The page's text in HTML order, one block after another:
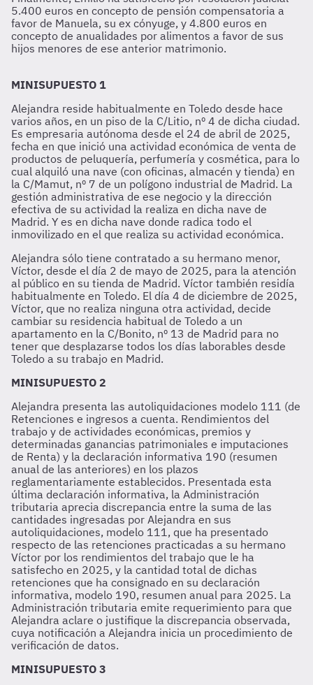
5.400 euros en concepto de pensión compensatoria a
favor de Manuela, su ex cónyuge, y 4.800 euros en
concepto de anualidades por alimentos a favor de sus
hijos menores de ese anterior matrimonio.
MINISUPUESTO 1
Alejandra reside habitualmente en Toledo desde hace
varios años, en un piso de la C/Litio, nº 4 de dicha ciudad.
Es empresaria autónoma desde el 24 de abril de 2025,
fecha en que inició una actividad económica de venta de
productos de peluquería, perfumería y cosmética, para lo
cual alquiló una nave (con oficinas, almacén y tienda) en
la C/Mamut, nº 7 de un polígono industrial de Madrid. La
gestión administrativa de ese negocio y la dirección
efectiva de su actividad la realiza en dicha nave de
Madrid. Y es en dicha nave donde radica todo el
inmovilizado en el que realiza su actividad económica.
Alejandra sólo tiene contratado a su hermano menor,
Víctor, desde el día 2 de mayo de 2025, para la atención
al público en su tienda de Madrid. Víctor también residía
habitualmente en Toledo. El día 4 de diciembre de 2025,
Víctor, que no realiza ninguna otra actividad, decide
cambiar su residencia habitual de Toledo a un
apartamento en la C/Bonito, nº 13 de Madrid para no
tener que desplazarse todos los días laborables desde
Toledo a su trabajo en Madrid.
MINISUPUESTO 2
Alejandra presenta las autoliquidaciones modelo 111 (de
Retenciones e ingresos a cuenta. Rendimientos del
trabajo y de actividades económicas, premios y
determinadas ganancias patrimoniales e imputaciones
de Renta) y la declaración informativa 190 (resumen
anual de las anteriores) en los plazos
reglamentariamente establecidos. Presentada esta
última declaración informativa, la Administración
tributaria aprecia discrepancia entre la suma de las
cantidades ingresadas por Alejandra en sus
autoliquidaciones, modelo 111, que ha presentado
respecto de las retenciones practicadas a su hermano
Víctor por los rendimientos del trabajo que le ha
satisfecho en 2025, y la cantidad total de dichas
retenciones que ha consignado en su declaración
informativa, modelo 190, resumen anual para 2025. La
Administración tributaria emite requerimiento para que
Alejandra aclare o justifique la discrepancia observada,
cuya notificación a Alejandra inicia un procedimiento de
verificación de datos.
MINISUPUESTO 3